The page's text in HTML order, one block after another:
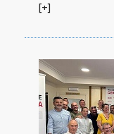
[+]